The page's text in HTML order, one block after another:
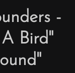
-
Bird"